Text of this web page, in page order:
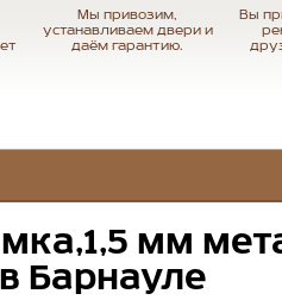
Мы привозим,
устанавливаем двери и
даём гарантию.
Вы
мм
Барнауле